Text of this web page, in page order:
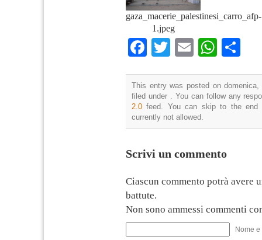
gaza_macerie_palestinesi_carro_afp-
1.jpeg
Facebook
TwitterEmail
This entry was posted on
filed under . You can follow any
2.0 feed. You can skip to the end
currently not allowed.
Scrivi un commento
Ciascun commento potrà avere
battute.
Non sono ammessi commenti
Nome